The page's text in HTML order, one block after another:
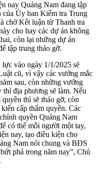
nay Quảng Nam đang tập
của Ủy ban Kiểm tra Trung
chờ Kết luận từ Thanh tra
cho hay các dự án không
còn lại những dự án
tập trung tháo gỡ.
vào ngày 1/1/2025 sẽ
cũ, vì vậy các vướng mắc
sau, còn những vướng
thì địa phương sẽ làm. Nếu
thì sẽ tháo gỡ, còn
cấp thẩm quyền. Các
quyền Quảng Nam
có thể mỗi người một tay,
nay, tạo điều kiện cho
Nam nói chung và BĐS
phá trong năm nay”, Chủ